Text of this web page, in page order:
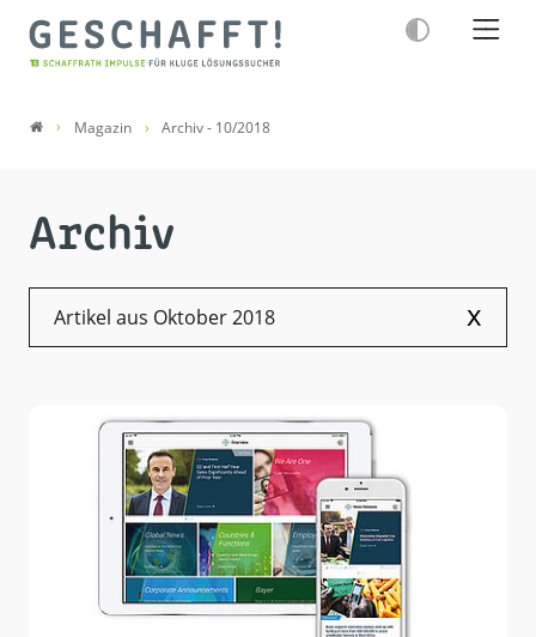
Magazin Archiv - 10/2018
Archiv
Artikel aus Oktober 2018 x